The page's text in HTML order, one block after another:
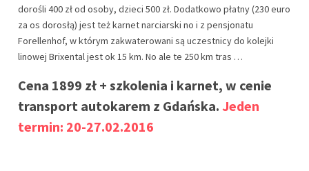
dorośli 400 zł od osoby, dzieci 500 zł. Dodatkowo płatny (230 euro
za os dorosłą) jest też karnet narciarski no i z pensjonatu
Forellenhof, w którym zakwaterowani są uczestnicy do kolejki
linowej Brixental jest ok 15 km. No ale te 250 km tras …
Cena 1899 zł + szkolenia i karnet, w cenie
transport autokarem z Gdańska. Jeden
termin: 20-27.02.2016